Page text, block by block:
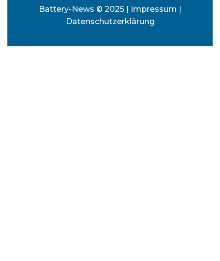
Battery-News © 2025 | Impressum |
Datenschutzerklärung